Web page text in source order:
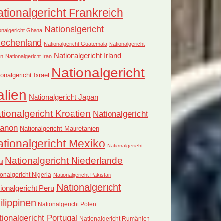
Frankreich
Ghana Nationalgericht
Nationalgericht Guatemala Nationalgericht
Nationalgericht Iran Nationalgericht Irland
Israel Nationalgericht
Nationalgericht Japan
Kroatien Nationalgericht
Nationalgericht Mauretanien
Mexiko Nationalgericht
Nationalgericht Niederlande
Nigeria Nationalgericht Pakistan
Peru Nationalgericht
Nationalgericht Polen
Portugal Nationalgericht Rumänien